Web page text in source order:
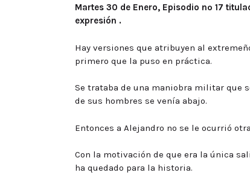
Martes 30 de Enero, Episodio nº 17
expresión .
Hay versiones que atribuyen al
primero que la puso en práctica.
Se trataba de una maniobra militar que
de sus hombres se venía abajo.
Entonces a Alejandro no se le ocurrió
Con la motivación de que era la única
ha quedado para la historia.